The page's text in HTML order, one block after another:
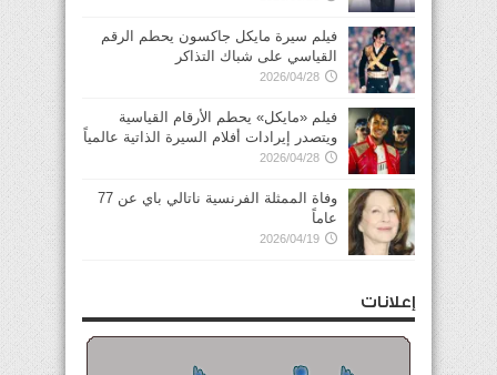
فيلم سيرة مايكل جاكسون يحطم الرقم
القياسي على شباك التذاكر
2026/04/28
فيلم «مايكل» يحطم الأرقام القياسية
ويتصدر إيرادات أفلام السيرة الذاتية عالمياً
2026/04/28
وفاة الممثلة الفرنسية ناتالي باي عن 77
عاماً
2026/04/19
إعلانات